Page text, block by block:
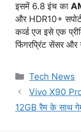
इसमें 6.8 इंच का
और HDR10+
कर्व्ड एज इसे एक
फिंगरप्रिंट सेंसर और
Categories
Tech News
Vivo X90
12GB रैम के साथ